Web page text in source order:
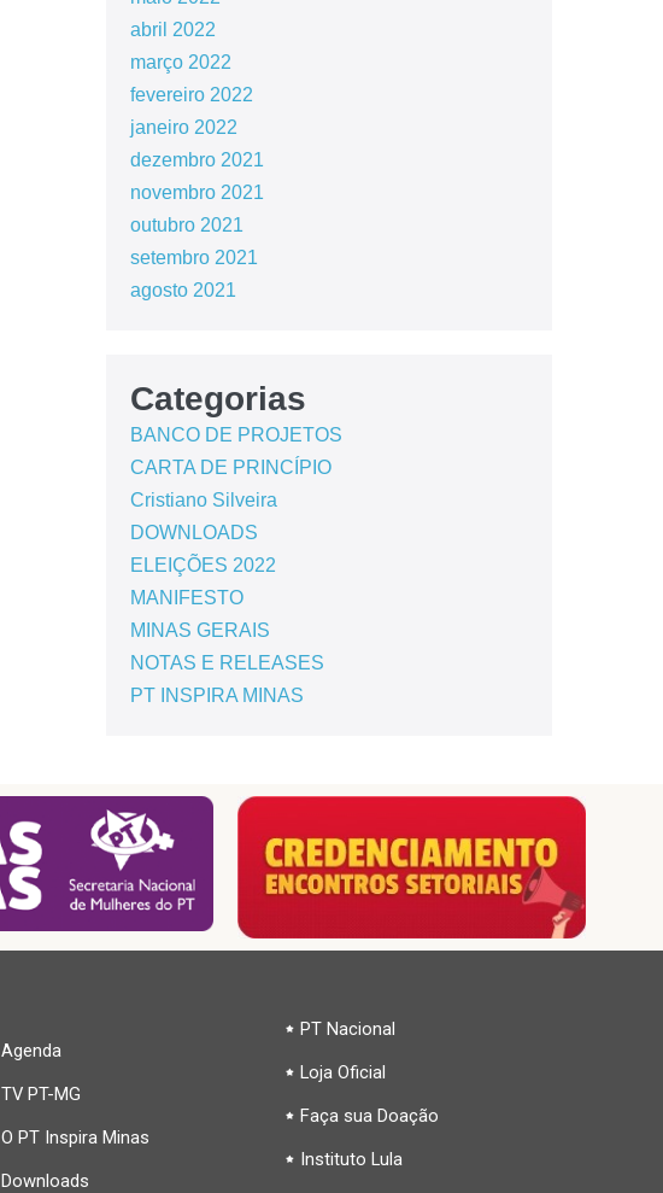
abril 2022
março 2022
fevereiro 2022
janeiro 2022
dezembro 2021
novembro 2021
outubro 2021
setembro 2021
agosto 2021
Categorias
BANCO DE PROJETOS
CARTA DE PRINCÍPIO
Cristiano Silveira
DOWNLOADS
ELEIÇÕES 2022
MANIFESTO
MINAS GERAIS
NOTAS E RELEASES
PT INSPIRA MINAS
Agenda
TV PT-MG
O PT Inspira Minas
Downloads
PT Nacional
Loja Oficial
Faça sua Doação
Instituto Lula